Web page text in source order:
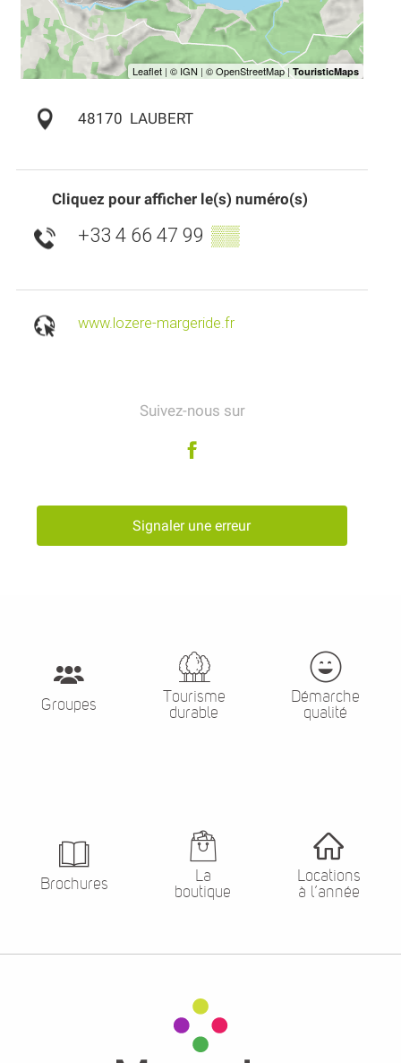
48170 LAUBERT
Cliquez pour afficher le(s) numéro(s)
+33 4 66 47 99 ▒▒
www.lozere-margeride.fr
Suivez-nous sur
Signaler une erreur
Groupes
Tourisme
durable
Démarche
qualité
Brochures
La
boutique
Locations
à l’année